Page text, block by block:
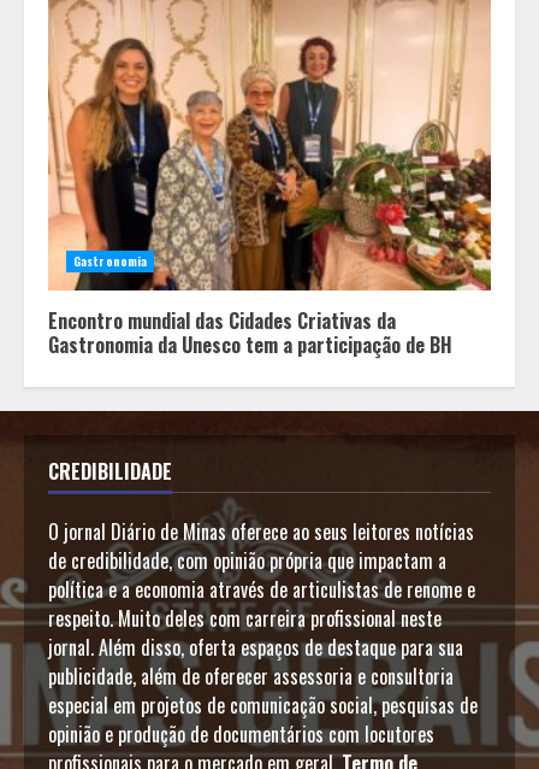
Gastronomia
Encontro mundial das Cidades Criativas da
Gastronomia da Unesco tem a participação de BH
CREDIBILIDADE
O jornal Diário de Minas oferece ao seus leitores notícias
de credibilidade, com opinião própria que impactam a
política e a economia através de articulistas de renome e
respeito. Muito deles com carreira profissional neste
jornal. Além disso, oferta espaços de destaque para sua
publicidade, além de oferecer assessoria e consultoria
especial em projetos de comunicação social, pesquisas de
opinião e produção de documentários com locutores
profissionais para o mercado em geral.Termo de